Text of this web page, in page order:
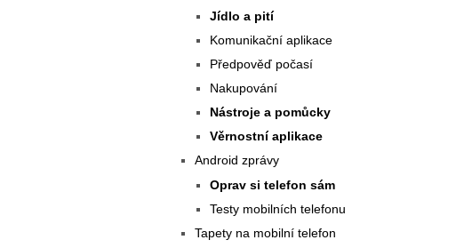
Jídlo a pití
Komunikační aplikace
Předpověď počasí
Nakupování
Nástroje a pomůcky
Věrnostní aplikace
Android zprávy
Oprav si telefon sám
Testy mobilních telefonu
Tapety na mobilní telefon